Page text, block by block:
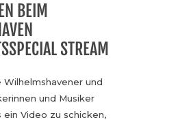
BEIM
STREAM
Wilhelmshavener und
und Musiker
ein Video zu schicken,